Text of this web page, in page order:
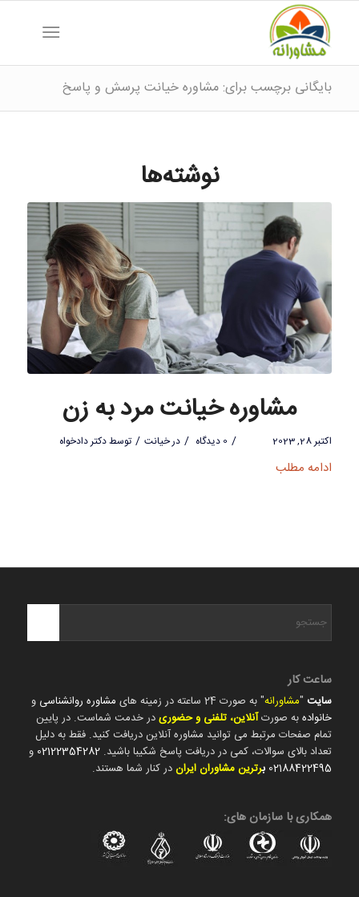
بایگانی برچسب برای: مشاوره خیانت پرسش و پاسخ
نوشته‌ها
مشاوره خیانت مرد به زن
اکتبر 28, 2023 / 0 دیدگاه / درخیانت / توسطدکتر دادخواه
ادامه مطلب
ساعت کار
سایت"مشاورانه" به صورت 24 ساعته در زمینه های مشاوره روانشناسی و
خانوادهبه صورتآنلاین، تلفنی و حضوریدر خدمت شماست. در پایین
تمام صفحات مرتبط می توانید مشاوره آنلاین دریافت کنید. فقط به دلیل
تعداد بالای سوالات، کمی در دریافت پاسخ شکیبا باشید. 02122354282 و
02188422495 برترین مشاوران ایراندر کنار شما هستند.
همکاری با سازمان های: